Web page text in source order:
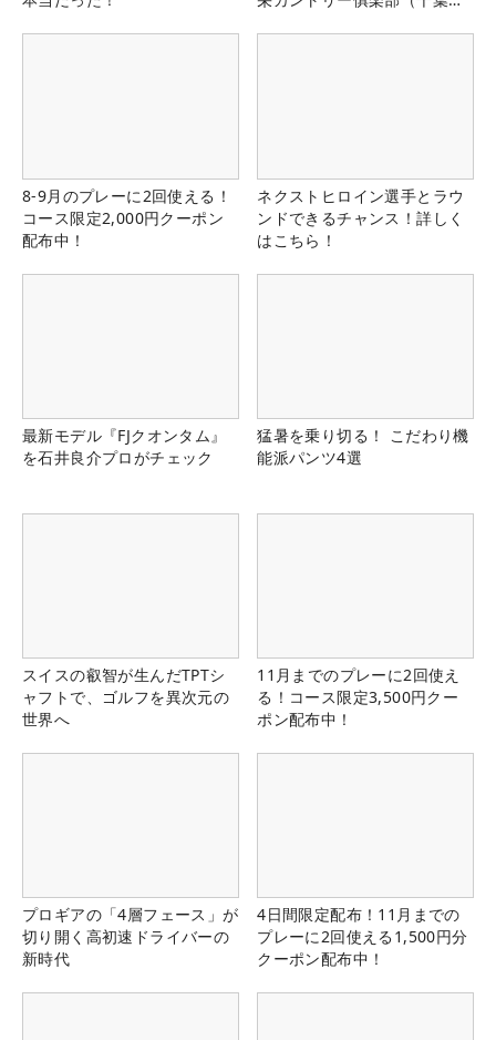
8-9月のプレーに2回使える！
コース限定2,000円クーポン
配布中！
ネクストヒロイン選手とラウ
ンドできるチャンス！詳しく
はこちら！
最新モデル『FJクオンタム』
を石井良介プロがチェック
猛暑を乗り切る！ こだわり機
能派パンツ4選
スイスの叡智が生んだTPTシ
ャフトで、ゴルフを異次元の
世界へ
11月までのプレーに2回使え
る！コース限定3,500円クー
ポン配布中！
プロギアの「4層フェース」が
切り開く高初速ドライバーの
新時代
4日間限定配布！11月までの
プレーに2回使える1,500円分
クーポン配布中！